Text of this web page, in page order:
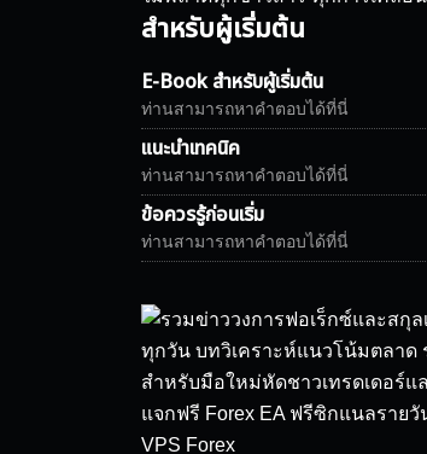
สำหรับผู้เริ่มต้น
E-Book สำหรับผู้เริ่มต้น
ท่านสามารถหาคำตอบได้ที่นี่
แนะนำเทคนิค
ท่านสามารถหาคำตอบได้ที่นี่
ข้อควรรู้ก่อนเริ่ม
ท่านสามารถหาคำตอบได้ที่นี่